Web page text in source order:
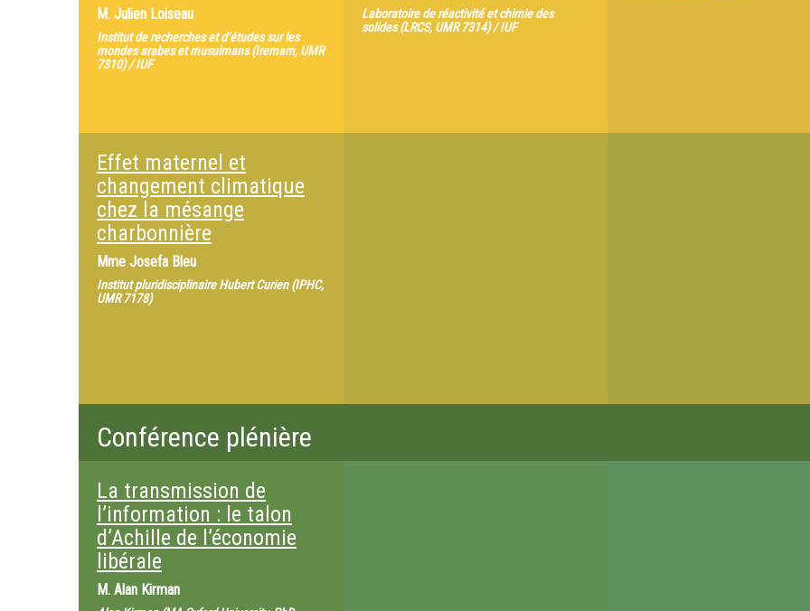
M. Julien Loiseau
Institut de recherches et d’études sur les
mondes arabes et musulmans (Iremam, UMR
7310) / IUF
Laboratoire de réactivité et chimie des
solides (LRCS, UMR 7314) / IUF
Effet maternel et
changement climatique
chez la mésange
charbonnière
Mme Josefa Bleu
Institut pluridisciplinaire Hubert Curien (IPHC,
UMR 7178)
Conférence plénière
La transmission de
l’information : le talon
d’Achille de l’économie
libérale
M. Alan Kirman